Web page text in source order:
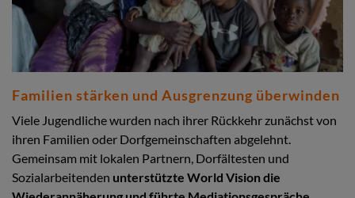
Familien stärken und Ausgrenzung überwinden
Viele Jugendliche wurden nach ihrer Rückkehr zunächst von
ihren Familien oder Dorfgemeinschaften abgelehnt.
Gemeinsam mit lokalen Partnern, Dorfältesten und
Sozialarbeitenden unterstützte World Vision die